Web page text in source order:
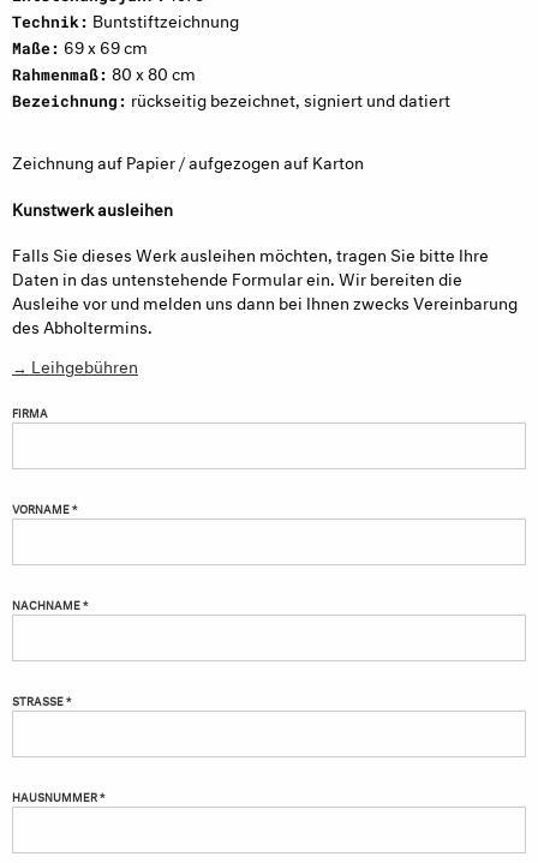
Technik: Buntstiftzeichnung
Maße: 69 x 69 cm
Rahmenmaß: 80 x 80 cm
Bezeichnung: rückseitig bezeichnet, signiert und datiert
Zeichnung auf Papier / aufgezogen auf Karton
Kunstwerk ausleihen
Falls Sie dieses Werk ausleihen möchten, tragen Sie bitte Ihre
Daten in das untenstehende Formular ein. Wir bereiten die
Ausleihe vor und melden uns dann bei Ihnen zwecks Vereinbarung
des Abholtermins.
→ Leihgebühren
FIRMA
VORNAME *
NACHNAME *
STRASSE *
HAUSNUMMER *